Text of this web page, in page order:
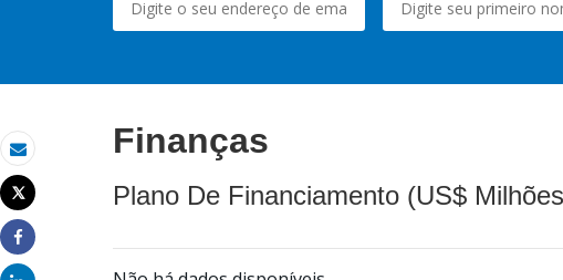
Email
Imprimir
Tweet
Share
Finanças
Plano De Financiamento (US$